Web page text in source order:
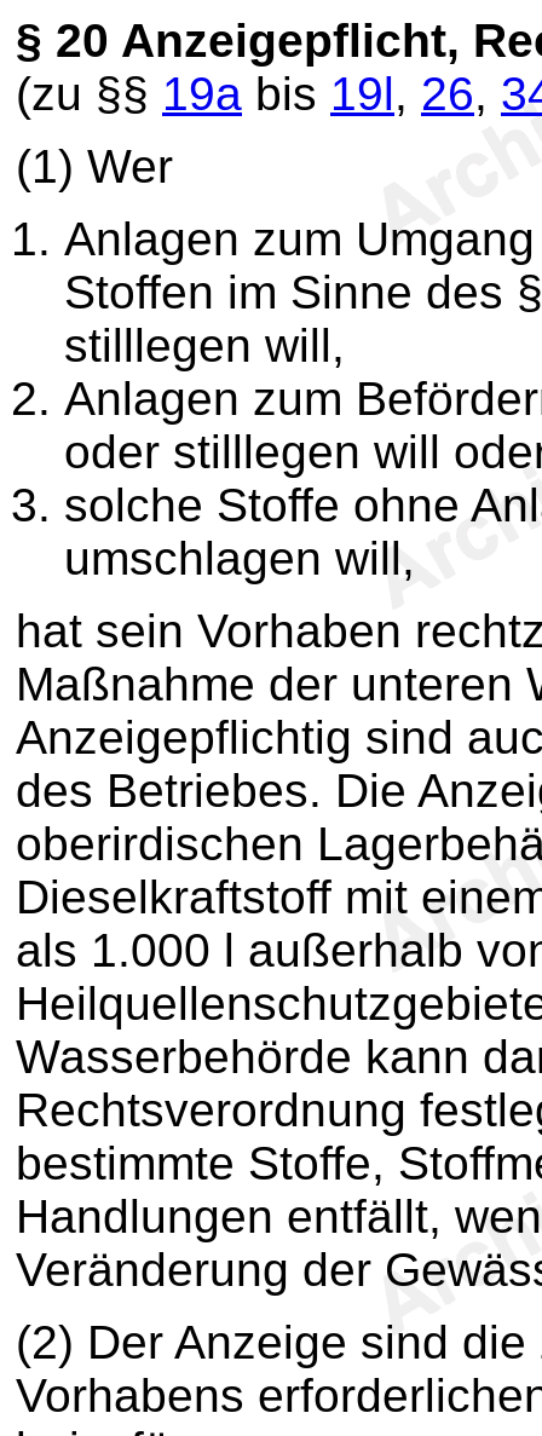
§ 20 Anzeigepflicht,
(zu §§ 19a bis 19l, 26,
(1) Wer
Anlagen zum
Stoffen im Sinne des
stilllegen will,
Anlagen zum
oder stilllegen will
solche Stoffe ohne
umschlagen will,
hat sein Vorhaben
Maßnahme der unteren
Anzeigepflichtig sind
des Betriebes. Die
oberirdischen
Dieselkraftstoff mit
als 1.000 l außerhalb
Wasserbehörde kann
Rechtsverordnung
bestimmte Stoffe,
Handlungen entfällt,
Veränderung der
(2) Der Anzeige sind
Vorhabens